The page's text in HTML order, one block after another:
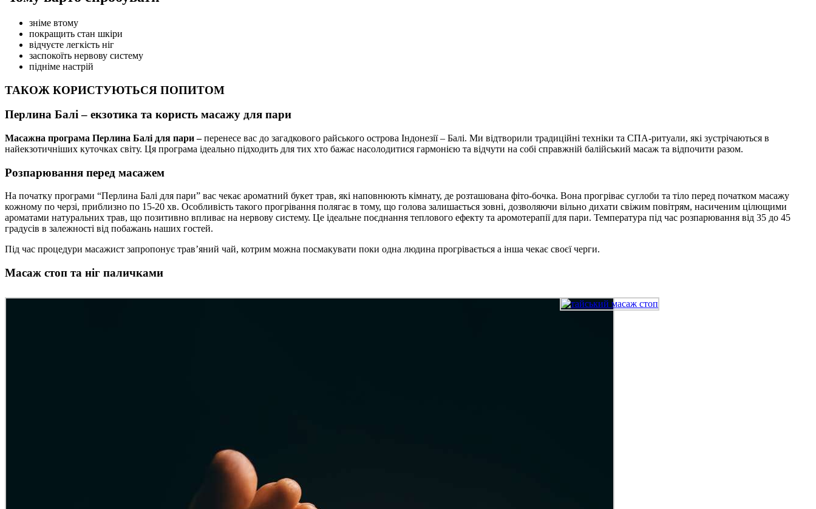
зніме втому
покращить стан шкіри
відчуєте легкість ніг
заспокоїть нервову систему
підніме настрій
ТАКОЖ КОРИСТУЮТЬСЯ ПОПИТОМ
Перлина Балі – екзотика та користь масажу для пари
Масажна програма Перлина Балі для пари –перенесе вас до загадкового райського острова Індонезії – Балі. Ми відтворили традиційні техніки та СПА-ритуали, які зустрічаються в
найекзотичніших куточках світу. Ця програма ідеально підходить для тих хто бажає насолодитися гармонією та відчути на собі справжній балійський масаж та відпочити разом.
Розпарювання перед масажем
На початку програми “Перлина Балі для пари” вас чекає ароматний букет трав, які наповнюють кімнату, де розташована фіто-бочка. Вона прогріває суглоби та тіло перед початком масажу
кожному по черзі, приблизно по 15-20 хв. Особливість такого прогрівання полягає в тому, що голова залишається зовні, дозволяючи вільно дихати свіжим повітрям, насиченим цілющими
ароматами натуральних трав, що позитивно впливає на нервову систему. Це ідеальне поєднання теплового ефекту та аромотерапії для пари. Температура під час розпарювання від 35 до 45
градусів в залежності від побажань наших гостей.
Під час процедури масажист запропонує трав’яний чай, котрим можна посмакувати поки одна людина прогрівається а інша чекає своєї черги.
Масаж стоп та ніг паличками